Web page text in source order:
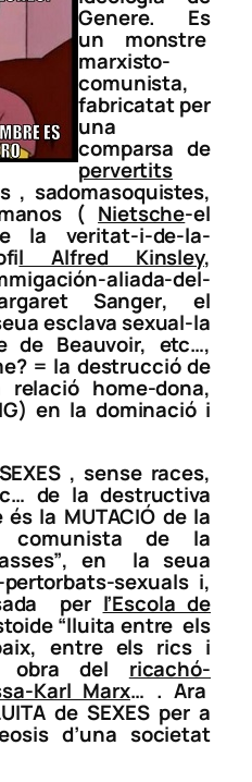
Genere. Es
un monstre
marxisto-
comunista,
fabricatat per
una
comparsa de
pervertits
, sadomasoquistes,
( Nietsche-el
la veritat-i-de-la-
l Alfred Kinsley,
aliada-del-
Sanger, el
esclava sexual-la
de Beauvoir, etc…,
= la destrucció de
home-dona,
en la dominació i
, sense races,
de la destructiva
la MUTACIÓ de la
comunista de la
, en la seua
sexuals i,
per l’Escola de
“lluita entre els
entre els rics i
del ricachó-
Karl Marx… . Ara
de SEXES per a
d’una societat